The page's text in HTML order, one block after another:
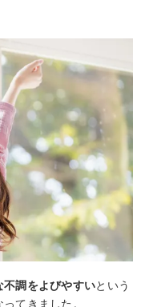
調をよびやすいという
てきました。